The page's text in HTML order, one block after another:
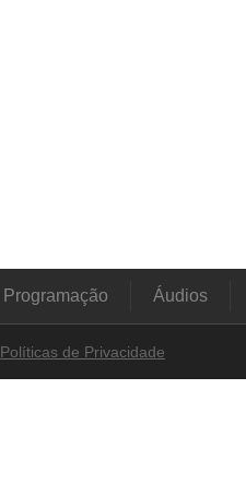
Programação Áudios
Políticas de Privacidade